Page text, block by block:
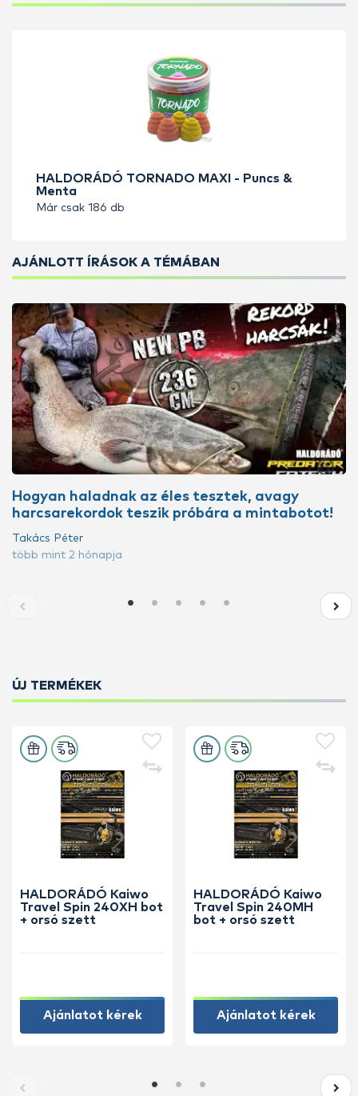
HALDORÁDÓ TORNADO MAXI - Puncs &
Menta
Már csak 186 db
AJÁNLOTT ÍRÁSOK A TÉMÁBAN
Hogyan haladnak az éles tesztek, avagy
harcsarekordok teszik próbára a mintabotot!
Takács Péter
több mint 2 hónapja
ÚJ TERMÉKEK
HALDORÁDÓ Kaiwo
Travel Spin 240XH bot
+ orsó szett
Ajánlatot kérek
HALDORÁDÓ Kaiwo
Travel Spin 240MH
bot + orsó szett
Ajánlatot kérek